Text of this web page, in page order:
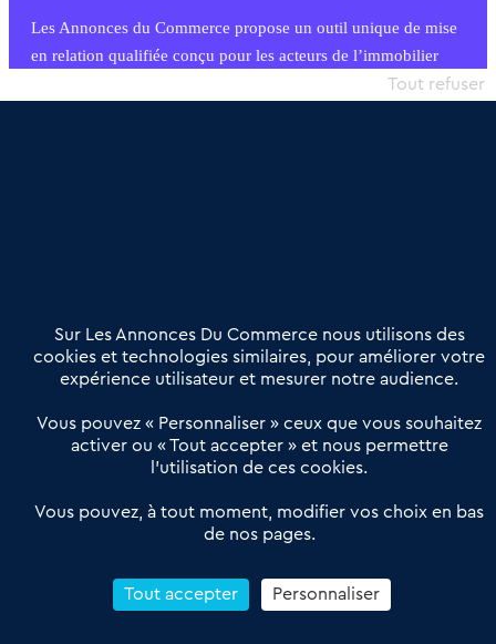
Les Annonces du Commerce propose un outil unique de mise
en relation qualifiée conçu pour les acteurs de l’immobilier
commercial et les collectivités territoriales, simple et intégrant
Offres Pro
Actualités
Qui sommes nous ?
Derniers articles
Réseau 3C : un partenaire national dédié aux transactions
Petitscommerces : Un partenariat au service du commerce de
proximité et des territoires
Reprendre un Restaurant Rapide
Sur Les Annonces Du Commerce nous utilisons des
cookies et technologies similaires, pour améliorer votre
expérience utilisateur et mesurer notre audience.
Vous pouvez « Personnaliser » ceux que vous souhaitez
activer ou « Tout accepter » et nous permettre
l’utilisation de ces cookies.
Vous pouvez, à tout moment, modifier vos choix en bas
de nos pages.
Tout accepter
Tout refuser
Personnaliser